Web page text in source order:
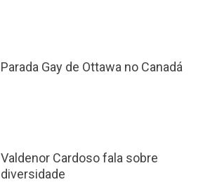
Parada Gay de Ottawa no Canadá
Valdenor Cardoso fala sobre
diversidade